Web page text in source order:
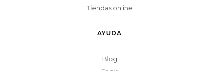
Tiendas online
AYUDA
Blog